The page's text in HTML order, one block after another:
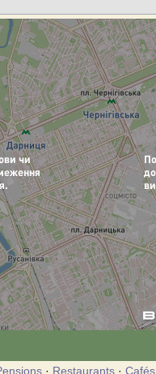
· Restaurants · Cafés